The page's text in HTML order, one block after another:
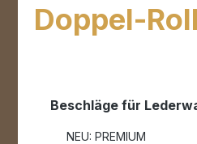
Doppel-
Beschläge für
NEU: PREMIUM